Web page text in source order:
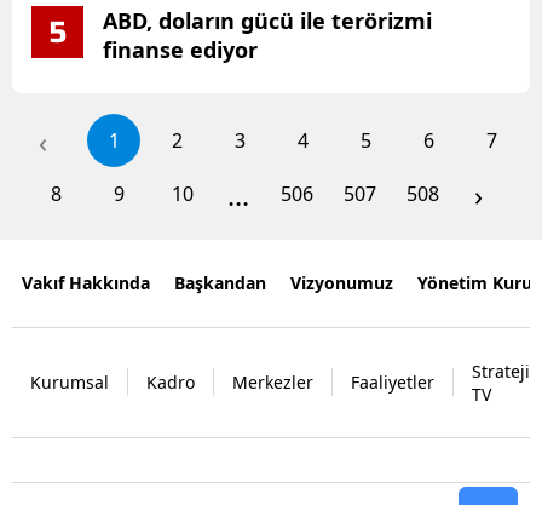
5
ABD, doların gücü ile terörizmi
finanse ediyor
‹ 1 2 3 4 5 6
7
8
9 10 ... 506 507 508 ›
Vakıf Hakkında Başkandan Vizyonumuz Yönetim
Kurumsal Kadro Merkezler Faaliyetler
Strateji
TV